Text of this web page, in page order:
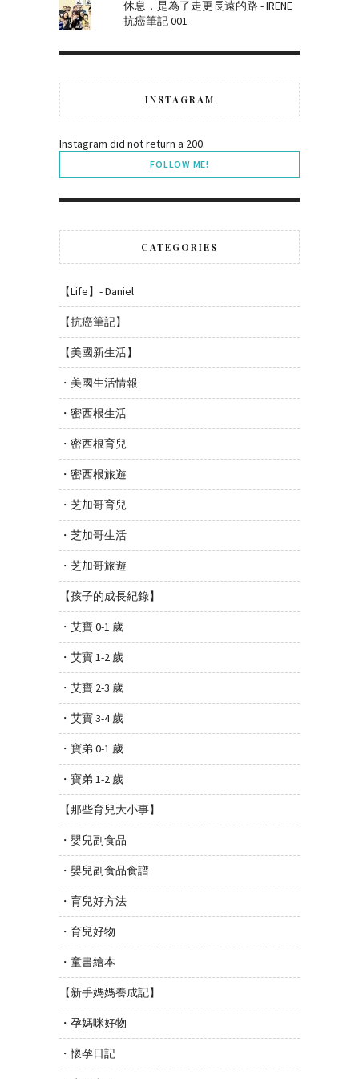
休息，是為了走更長遠的路 - IRENE
抗癌筆記 001
INSTAGRAM
Instagram did not return a 200.
FOLLOW ME!
CATEGORIES
【Life】- Daniel
【抗癌筆記】
【美國新生活】
・美國生活情報
・密西根生活
・密西根育兒
・密西根旅遊
・芝加哥育兒
・芝加哥生活
・芝加哥旅遊
【孩子的成長紀錄】
・艾寶 0-1 歲
・艾寶 1-2 歲
・艾寶 2-3 歲
・艾寶 3-4 歲
・寶弟 0-1 歲
・寶弟 1-2 歲
【那些育兒大小事】
・嬰兒副食品
・嬰兒副食品食譜
・育兒好方法
・育兒好物
・童書繪本
【新手媽媽養成記】
・孕媽咪好物
・懷孕日記